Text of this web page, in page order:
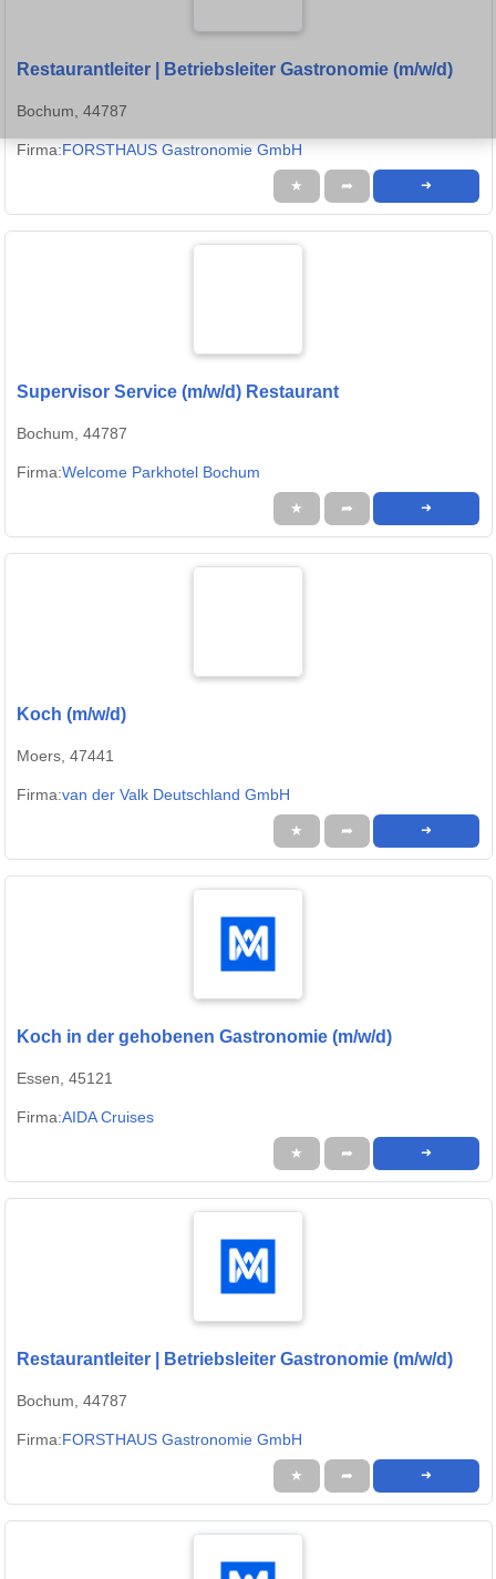
Restaurantleiter | Betriebsleiter Gastronomie (m/w/d)
Bochum, 44787
Firma:FORSTHAUS Gastronomie GmbH
★ ➦ ➜
Supervisor Service (m/w/d) Restaurant
Bochum, 44787
Firma:Welcome Parkhotel Bochum
★ ➦ ➜
Koch (m/w/d)
Moers, 47441
Firma:van der Valk Deutschland GmbH
★ ➦ ➜
Koch in der gehobenen Gastronomie (m/w/d)
Essen, 45121
Firma:AIDA Cruises
★ ➦ ➜
Restaurantleiter | Betriebsleiter Gastronomie (m/w/d)
Bochum, 44787
Firma:FORSTHAUS Gastronomie GmbH
★ ➦ ➜